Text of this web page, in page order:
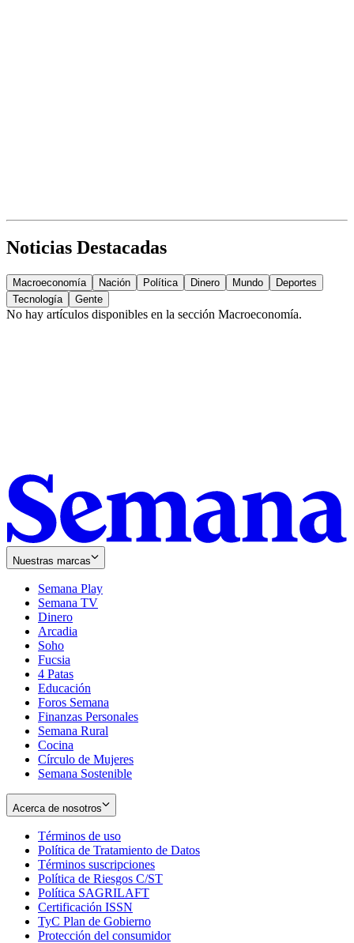
Noticias Destacadas
Macroeconomía Nación Política Dinero Mundo
Deportes
Tecnología
Gente
No hay artículos disponibles en la sección Macroeconomía.
Nuestras marcas
Semana Play
Semana TV
Dinero
Arcadia
Soho
in
new
window
Fucsia
in
new
window
4 Patas
Educación
Foros Semana
Finanzas Personales
Semana Rural
Cocina
Círculo de Mujeres
Semana Sostenible
Acerca de nosotros
Términos de uso
in
new
window
Política de Tratamiento de Datos
Términos suscripciones
in
Política de Riesgos C/ST
Política SAGRILAFT
new
window
Certificación ISSN
in
new
TyC Plan de Gobierno
in
Protección del consumidorOpens